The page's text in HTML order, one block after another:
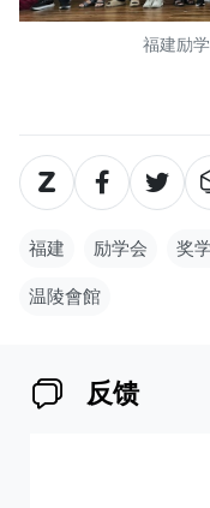
福建励
福建 励学会 奖
温陵會館
反馈